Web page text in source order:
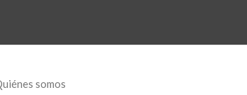
somos